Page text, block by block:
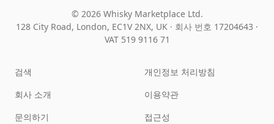
© 2026 Whisky Marketplace Ltd.
128 City Road, London, EC1V 2NX, UK · 회사 번호 17204643 ·
VAT 519 9116 71
검색
회사 소개
문의하기
개인정보 처리방침
이용약관
접근성